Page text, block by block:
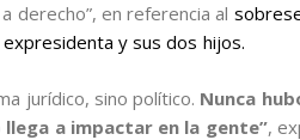
derecho”, en referencia al
y sus dos hijos.
jurídico, sino político. Nunca
a impactar en la gente”,